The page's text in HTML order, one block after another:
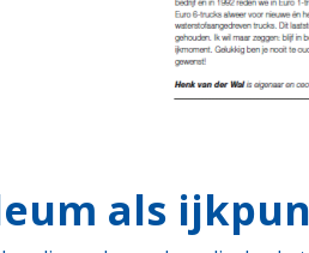
als